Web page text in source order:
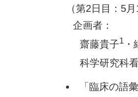
（第2日目：5
企画者：
齋藤貴子1
科学研究科
「臨床の語